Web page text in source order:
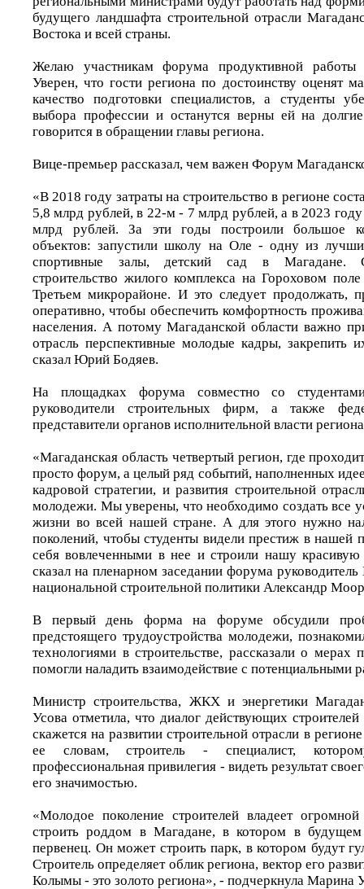
будущего ландшафта строительной отрасли
Востока и всей страны.
Желаю участникам форума продуктивной работы
Уверен, что гости региона по достоинству оценят
качество подготовки специалистов, а студенты
выбора профессии и останутся верны ей на
говорится в обращении главы региона.
Вице-премьер рассказал, чем важен Форум
«В 2018 году затраты на строительство в регионе
5,8 млрд рублей, в 22-м - 7 млрд рублей, а в 2023 году
млрд рублей. За эти годы построили большое
объектов: запустили школу на Оле - одну из
спортивные залы, детский сад в Магадане.
строительство жилого комплекса на Гороховом
Третьем микрорайоне. И это следует продолжать,
оперативно, чтобы обеспечить комфортность
населения. А потому Магаданской области важно
отрасль перспективные молодые кадры, закрепить
сказал Юрий Бодяев.
На площадках форума совместно со
руководители строительных фирм, а также
представители органов исполнительной власти
«Магаданская область четвертый регион, где
просто форум, а целый ряд событий, наполненных
кадровой стратегии, и развития строительной
молодежи. Мы уверены, что необходимо создать все
жизни во всей нашей стране. А для этого нужно
поколений, чтобы студенты видели престиж в нашей
себя вовлеченными в нее и строили нашу
сказал на пленарном заседании форума руководитель
национальной строительной политики Александр
В первый день форма на форуме обсудили
предстоящего трудоустройства молодежи,
технологиями в строительстве, рассказали о
помогли наладить взаимодействие с потенциальными
Министр строительства, ЖКХ и энергетики
Усова отметила, что диалог действующих
скажется на развитии строительной отрасли в
ее словам, строитель - специалист,
профессиональная привилегия - видеть результат
его значимостью.
«Молодое поколение строителей владеет
строить роддом в Магадане, в котором в будущем
первенец. Он может строить парк, в котором будут
Строитель определяет облик региона, вектор его
Колымы - это золото региона», - подчеркнула Марина